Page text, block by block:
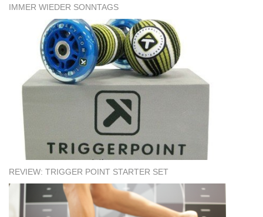
IMMER WIEDER SONNTAGS
REVIEW: TRIGGER POINT STARTER SET